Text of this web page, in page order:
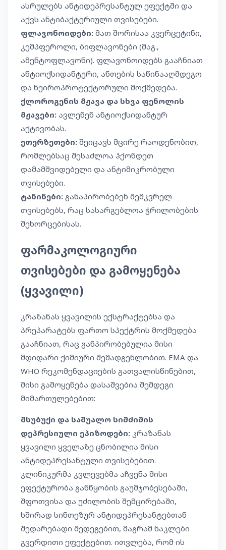
ასრულებს ანტიდეპრესანტულ ეფექტში და
აქვს ანტიბაქტერიული თვისებები.
ფლავონოიდები: მათ შორისაა კვერცეტინი,
კემპფეროლი, ბიფლავონები (მაგ.,
ამენტოფლავონი). ფლავონოიდებს გააჩნიათ
ანტიოქსიდანტური, ანთების საწინააღმდეგო
და ნეიროპროტექტორული მოქმედება.
ქლოროგენის მჟავა და სხვა ფენოლის
მჟავები: ავლენენ ანტიოქსიდანტურ
აქტივობას.
ეთერზეთები: შეიცავს მცირე რაოდენობით,
რომლებსაც შესაძლოა ჰქონდეთ
დამამშვიდებელი და ანტიმიკრობული
თვისებები.
ტანინები: განაპირობებენ შემკვრელ
თვისებებს, რაც სასარგებლოა ჭრილობების
შეხორცებისას.
ფარმაკოლოგიური
თვისებები და გამოყენება
(ყვავილი)
კრაზანას ყვავილის ექსტრაქტებსა და
პრეპარატებს ფართო სპექტრის მოქმედება
გააჩნიათ, რაც განპირობებულია მისი
მდიდარი ქიმიური შემადგენლობით. EMA და
WHO რეკომენდაციების გათვალისწინებით,
მისი გამოყენება დასაშვებია შემდეგი
მიმართულებებით:
მსუბუქი და საშუალო სიმძიმის
დეპრესიული ეპიზოდები: კრაზანას
ყვავილი ყველაზე ცნობილია მისი
ანტიდეპრესანტული თვისებებით.
კლინიკურმა კვლევებმა აჩვენა მისი
ეფექტურობა განწყობის გაუმჯობესებაში,
შფოთვისა და უძილობის შემცირებაში,
ხშირად სინთეზურ ანტიდეპრესანტებთან
შედარებადი შედეგებით, მაგრამ ნაკლები
გვერდითი ეფექტებით. ითვლება, რომ ის